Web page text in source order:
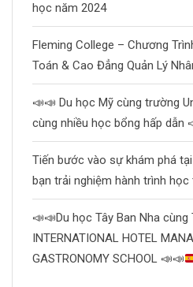
học năm 2024
Fleming College – Chương
Toán & Cao Đẳng Quản Lý
📣📣 Du học Mỹ cùng trường
cùng nhiều học bổng hấp dẫn
Tiến bước vào sự khám phá
bạn trải nghiệm hành trình
📣📣Du học Tây Ban Nha cùng
INTERNATIONAL HOTEL
GASTRONOMY SCHOOL 📣📣